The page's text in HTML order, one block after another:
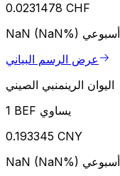
0.0231478 CHF
NaN (NaN%) أسبوعي
عرض الرسم البياني
اليوان الرينمنبي الصيني
1 BEF يساوي
0.193345 CNY
NaN (NaN%) أسبوعي